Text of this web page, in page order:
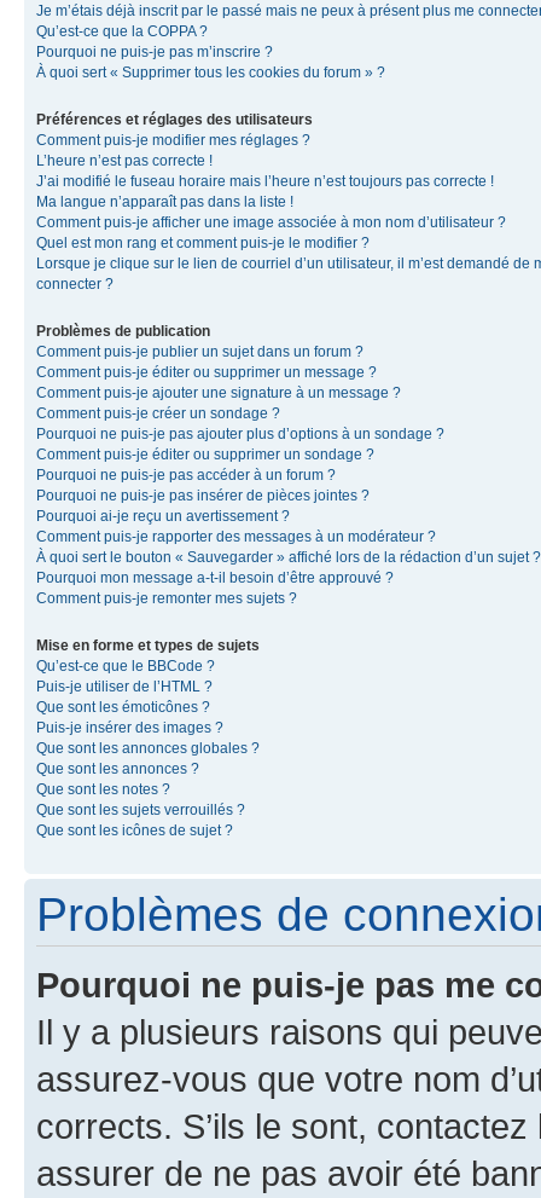
Je m’étais déjà inscrit par le passé mais ne peux à présent plus me
Qu’est-ce que la COPPA ?
Pourquoi ne puis-je pas m’inscrire ?
À quoi sert « Supprimer tous les cookies du forum » ?
Préférences et réglages des utilisateurs
Comment puis-je modifier mes réglages ?
L’heure n’est pas correcte !
J’ai modifié le fuseau horaire mais l’heure n’est toujours pas correcte !
Ma langue n’apparaît pas dans la liste !
Comment puis-je afficher une image associée à mon nom d’utilisateur ?
Quel est mon rang et comment puis-je le modifier ?
Lorsque je clique sur le lien de courriel d’un utilisateur, il m’est demandé de
connecter ?
Problèmes de publication
Comment puis-je publier un sujet dans un forum ?
Comment puis-je éditer ou supprimer un message ?
Comment puis-je ajouter une signature à un message ?
Comment puis-je créer un sondage ?
Pourquoi ne puis-je pas ajouter plus d’options à un sondage ?
Comment puis-je éditer ou supprimer un sondage ?
Pourquoi ne puis-je pas accéder à un forum ?
Pourquoi ne puis-je pas insérer de pièces jointes ?
Pourquoi ai-je reçu un avertissement ?
Comment puis-je rapporter des messages à un modérateur ?
À quoi sert le bouton « Sauvegarder » affiché lors de la rédaction d’un sujet ?
Pourquoi mon message a-t-il besoin d’être approuvé ?
Comment puis-je remonter mes sujets ?
Mise en forme et types de sujets
Qu’est-ce que le BBCode ?
Puis-je utiliser de l’HTML ?
Que sont les émoticônes ?
Puis-je insérer des images ?
Que sont les annonces globales ?
Que sont les annonces ?
Que sont les notes ?
Que sont les sujets verrouillés ?
Que sont les icônes de sujet ?
Problèmes de
Pourquoi ne puis-je pas me
Il y a plusieurs raisons qui
assurez-vous que votre nom
corrects. S’ils le sont,
assurer de ne pas avoir été